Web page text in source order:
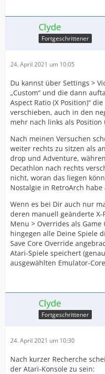
Clyde
Fortgeschrittener
24. April 2021 um 10:05
Du kannst über Settings >
„Custom“ und die dann
Aspect Ratio (X Position)“
verschieben, auch in den
mehr nach links als Position
Nach meinen Versuchen
weiter rechts zu sitzen als
drop und Adventure,
Decathlon nach rechts
nicht, woran das liegen
Nostalgie in RetroArch
Wenn es bei Dir auch nur
deren manuell geänderte
Menu > Overrides als
hingegen alle Deine Spiele
Save Core Override
Atari-Spiele speichert
ausgewählten Emulator-
Clyde
Fortgeschrittener
24. April 2021 um 10:30
Nach kurzer Recherche
der Atari-Konsole zu sein: